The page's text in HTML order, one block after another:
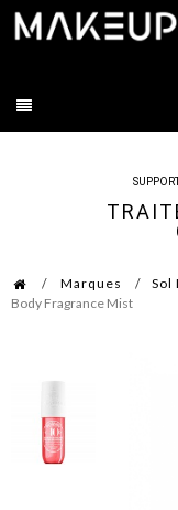
Marques Sol
Body Fragrance Mist